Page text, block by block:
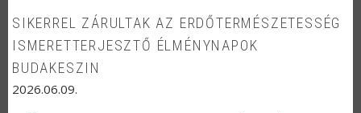
SIKERREL ZÁRULTAK AZ ERDŐTERMÉSZETESSÉG
ISMERETTERJESZTŐ ÉLMÉNYNAPOK
BUDAKESZIN
2026.06.09.